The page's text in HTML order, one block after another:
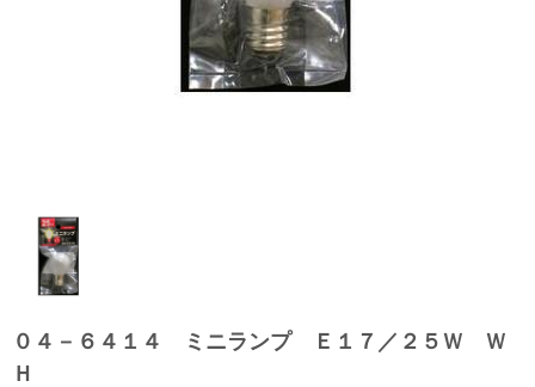
０４－６４１４ ミニランプ Ｅ１７／２５Ｗ Ｗ
Ｈ